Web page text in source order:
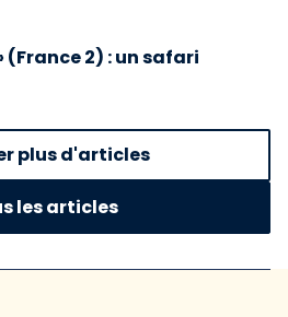
(France 2) : un safari
plus d'articles
les articles